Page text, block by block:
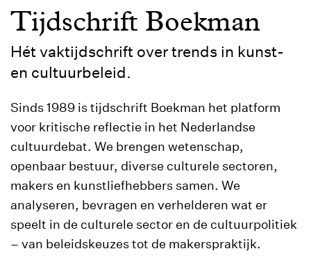
Tijdschrift Boekman
Hét vaktijdschrift over trends in kunst-
en cultuurbeleid.
Sinds 1989 is tijdschrift Boekman het platform
voor kritische reflectie in het Nederlandse
cultuurdebat. We brengen wetenschap,
openbaar bestuur, diverse culturele sectoren,
makers en kunstliefhebbers samen. We
analyseren, bevragen en verhelderen wat er
speelt in de culturele sector en de cultuurpolitiek
– van beleidskeuzes tot de makerspraktijk.